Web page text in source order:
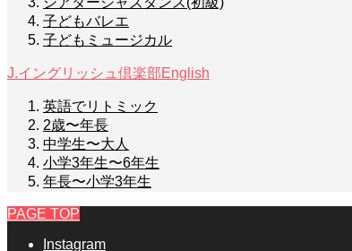
子どもバレエ
子どもミュージカル
J.イングリッシュ倶楽部English
英語でリトミック
2歳〜年長
中学生〜大人
小学3年生〜6年生
年長〜小学3年生
PAGE TOP
Instagram